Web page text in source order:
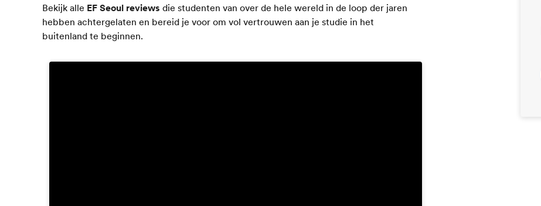
Bekijk alle EF Seoul reviews die studenten van over de hele wereld in de loop der jaren
hebben achtergelaten en bereid je voor om vol vertrouwen aan je studie in het
buitenland te beginnen.